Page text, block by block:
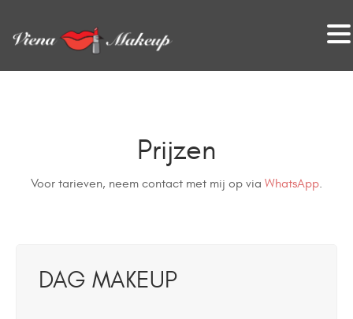
Prijzen
Voor tarieven, neem contact met mij op via WhatsApp.
DAG MAKEUP